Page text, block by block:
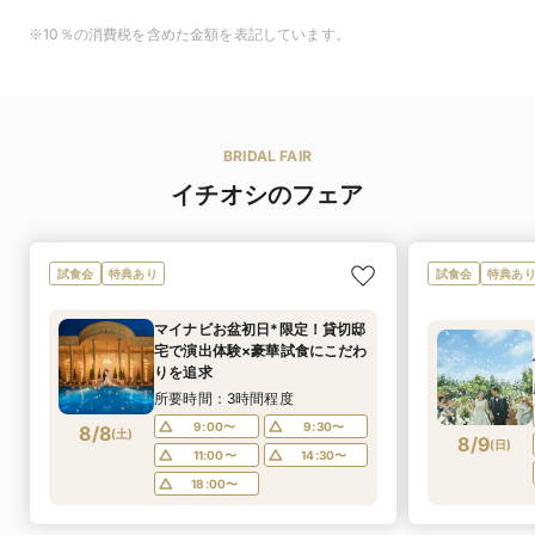
※10％の消費税を含めた金額を表記しています。
BRIDAL FAIR
イチオシのフェア
試食会 特典あり
8/8(土)
マイナビお盆初日*限定！貸切邸
宅で演出体験×豪華試食にこだわ
りを追求
所要時間：3時間程度
9:00〜
9:30〜
11:00〜
14:30〜
18:00〜
試食会 特典あり
8/9(日)